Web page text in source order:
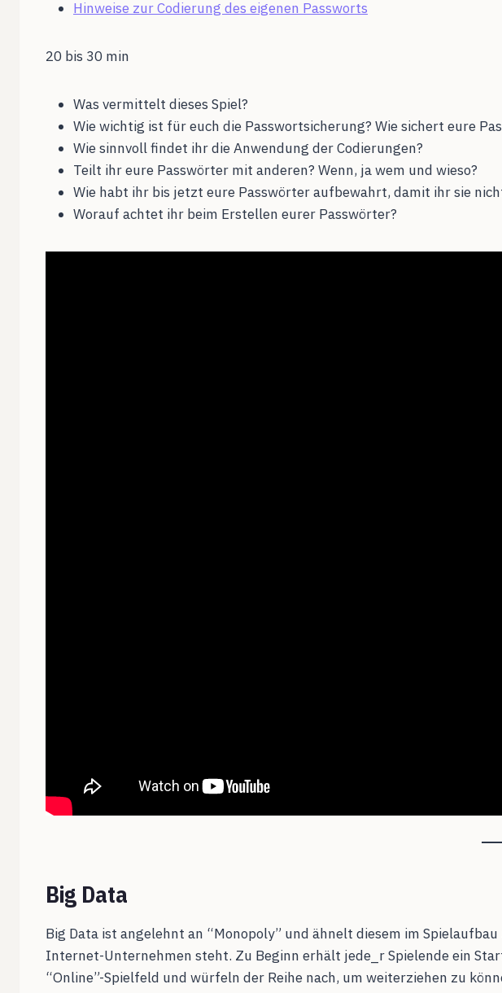
Hinweise zur Codierung des eigenen Passworts
20 bis 30 min
Was vermittelt dieses Spiel?
Wie wichtig ist für euch die Passwortsicherung? Wie sichert eure
Wie sinnvoll findet ihr die Anwendung der Codierungen?
Teilt ihr eure Passwörter mit anderen? Wenn, ja wem und wieso?
Wie habt ihr bis jetzt eure Passwörter aufbewahrt, damit ihr sie
Worauf achtet ihr beim Erstellen eurer Passwörter?
Big Data
Big Data ist angelehnt an “Monopoly” und ähnelt diesem im
Internet-Unternehmen steht. Zu Beginn erhält jede_r Spielende ein
“Online”-Spielfeld und würfeln der Reihe nach, um weiterziehen zu